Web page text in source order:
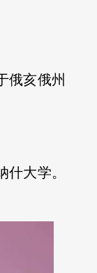
俄亥俄州
大学。